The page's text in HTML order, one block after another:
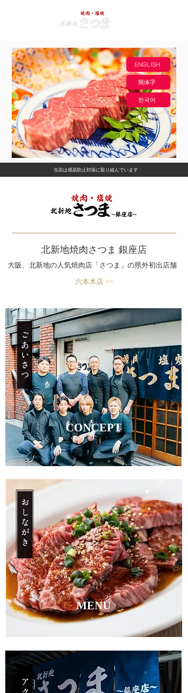
ENGLISH
簡体字
한국어
​当店は感染防止対策に取り組んでいます
​北新地焼肉さつま 銀座店
大阪、北新地の人気焼肉店「さつま」の県外初出店舗
​六本木店 >>
CONCEPT​
MENU